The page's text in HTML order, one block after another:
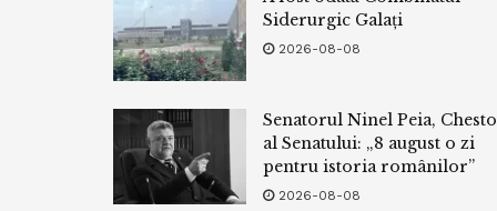
Siderurgic Galați
2026-08-08
Senatorul Ninel Peia,
al Senatului: „8 august o zi
pentru istoria românilor”
2026-08-08